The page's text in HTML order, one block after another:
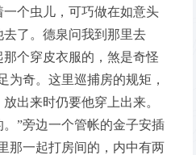
个虫儿，可巧做在如意头
去了。德泉问我到那里去
个穿皮衣服的，煞是奇怪
为奇。这里巡捕房的规矩，
出来时仍要他穿上出来。
”旁边一个管帐的金子安插
那一起打房间的，内中有两